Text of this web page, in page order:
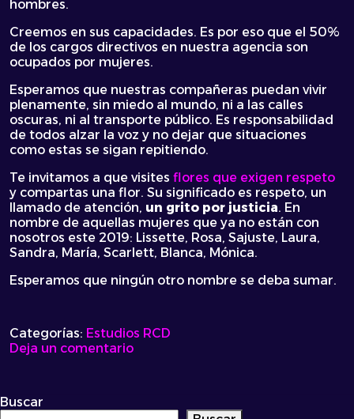
hombres.
Creemos en sus capacidades. Es por eso que el 50%
de los cargos directivos en nuestra agencia son
ocupados por mujeres.
Esperamos que nuestras compañeras puedan vivir
plenamente, sin miedo al mundo, ni a las calles
oscuras, ni al transporte público. Es responsabilidad
de todos alzar la voz y no dejar que situaciones
como estas se sigan repitiendo.
Te invitamos a que visites flores que exigen respeto
y compartas una flor. Su significado es respeto, un
llamado de atención, un grito por justicia. En
nombre de aquellas mujeres que ya no están con
nosotros este 2019: Lissette, Rosa, Sajuste, Laura,
Sandra, María, Scarlett, Blanca, Mónica.
Esperamos que ningún otro nombre se deba sumar.
Categorías: Estudios RCD
Deja un comentarioon
mujer:
Buscar